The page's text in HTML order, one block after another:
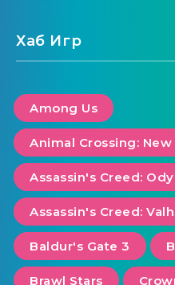
Хаб Игр
Among Us
Animal Crossing:
Assassin's Creed:
Assassin's Creed:
Baldur's Gate 3
Brawl Stars